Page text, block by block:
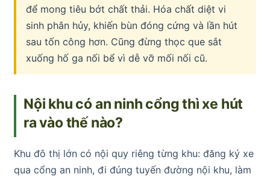
để mong tiêu bớt chất thải. Hóa chất diệt vi
sinh phân hủy, khiến bùn đóng cứng và lần hút
sau tốn công hơn. Cũng đừng thọc que sắt
xuống hố ga nối bể vì dễ vỡ mối nối cũ.
Nội khu có an ninh cổng thì xe hút
ra vào thế nào?
Khu đô thị lớn có nội quy riêng từng khu: đăng ký xe
qua cổng an ninh, đi đúng tuyến đường nội khu, làm